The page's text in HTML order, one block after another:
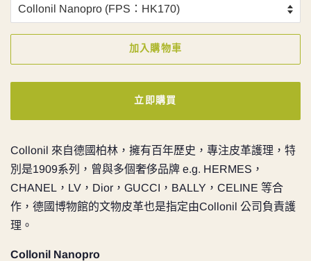
加入購物車
立即購買
Collonil 來自德國柏林，擁有百年歷史，專注皮革護理，特
別是1909系列，曾與多個奢侈品牌 e.g. HERMES，
CHANEL，LV，Dior，GUCCI，BALLY，CELINE 等合
作，德國博物館的文物皮革也是指定由Collonil 公司負責護
理。
Collonil Nanopro